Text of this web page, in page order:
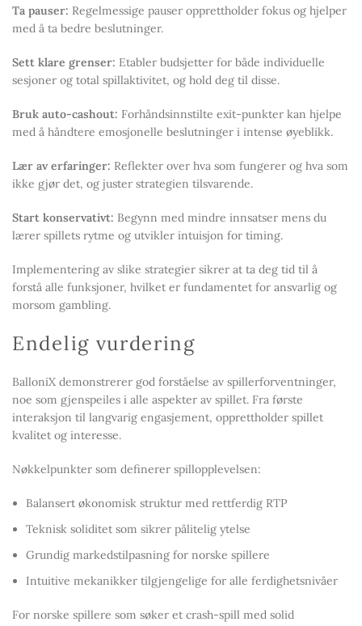
Ta pauser: Regelmessige pauser opprettholder fokus og hjelper
med å ta bedre beslutninger.
Sett klare grenser: Etabler budsjetter for både individuelle
sesjoner og total spillaktivitet, og hold deg til disse.
Bruk auto-cashout: Forhåndsinnstilte exit-punkter kan hjelpe
med å håndtere emosjonelle beslutninger i intense øyeblikk.
Lær av erfaringer: Reflekter over hva som fungerer og hva som
ikke gjør det, og juster strategien tilsvarende.
Start konservativt: Begynn med mindre innsatser mens du
lærer spillets rytme og utvikler intuisjon for timing.
Implementering av slike strategier sikrer at ta deg tid til å
forstå alle funksjoner, hvilket er fundamentet for ansvarlig og
morsom gambling.
Endelig vurdering
BalloniX demonstrerer god forståelse av spillerforventninger,
noe som gjenspeiles i alle aspekter av spillet. Fra første
interaksjon til langvarig engasjement, opprettholder spillet
kvalitet og interesse.
Nøkkelpunkter som definerer spillopplevelsen:
Balansert økonomisk struktur med rettferdig RTP
Teknisk soliditet som sikrer pålitelig ytelse
Grundig markedstilpasning for norske spillere
Intuitive mekanikker tilgjengelige for alle ferdighetsnivåer
For norske spillere som søker et crash-spill med solid